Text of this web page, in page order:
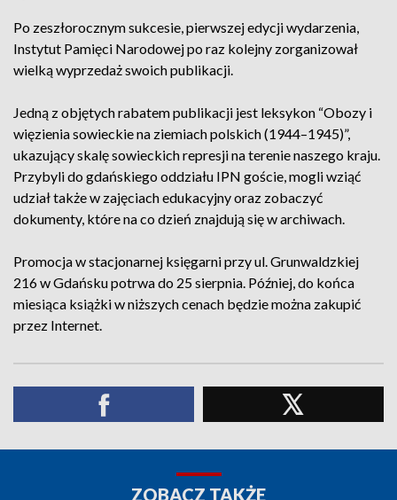
Po zeszłorocznym sukcesie, pierwszej edycji wydarzenia,
Instytut Pamięci Narodowej po raz kolejny zorganizował
wielką wyprzedaż swoich publikacji.
Jedną z objętych rabatem publikacji jest leksykon “Obozy i
więzienia sowieckie na ziemiach polskich (1944–1945)”,
ukazujący skalę sowieckich represji na terenie naszego kraju.
Przybyli do gdańskiego oddziału IPN goście, mogli wziąć
udział także w zajęciach edukacyjny oraz zobaczyć
dokumenty, które na co dzień znajdują się w archiwach.
Promocja w stacjonarnej księgarni przy ul. Grunwaldzkiej
216 w Gdańsku potrwa do 25 sierpnia. Później, do końca
miesiąca książki w niższych cenach będzie można zakupić
przez Internet.
ZOBACZ TAKŻE